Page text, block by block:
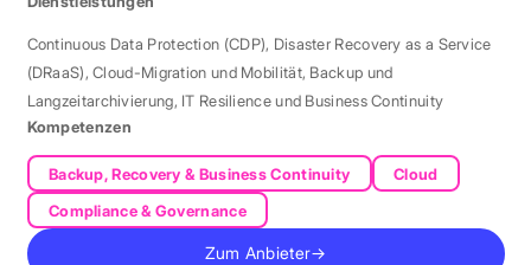
Continuous Data Protection (CDP), Disaster Recovery as a Service
(DRaaS),Cloud-Migration und Mobilität, Backup und
Langzeitarchivierung, IT Resilience und Business Continuity
Kompetenzen
Backup, Recovery & Business Continuity
Cloud
Compliance & Governance
Zum Anbieter→